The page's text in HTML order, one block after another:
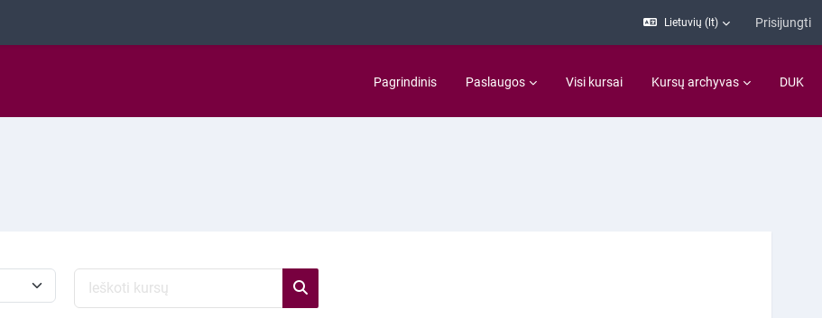
Lietuvių ‎(lt)‎ Prisijungti
Pagrindinis Paslaugos Visi kursai Kursų archyvas DUK
Ieškoti kursų